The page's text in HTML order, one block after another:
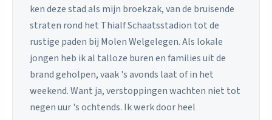
ken deze stad als mijn broekzak, van de bruisende
straten rond het Thialf Schaatsstadion tot de
rustige paden bij Molen Welgelegen. Als lokale
jongen heb ik al talloze buren en families uit de
brand geholpen, vaak 's avonds laat of in het
weekend. Want ja, verstoppingen wachten niet tot
negen uur 's ochtends. Ik werk door heel